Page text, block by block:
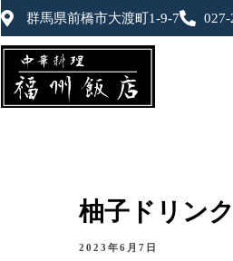
群馬県前橋市大渡町1-9-7 027-
柚子ドリンク
2023年6月7日